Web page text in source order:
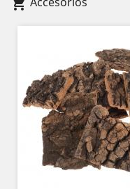
shopping_cart